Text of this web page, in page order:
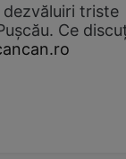
dezvăluiri triste
Ce